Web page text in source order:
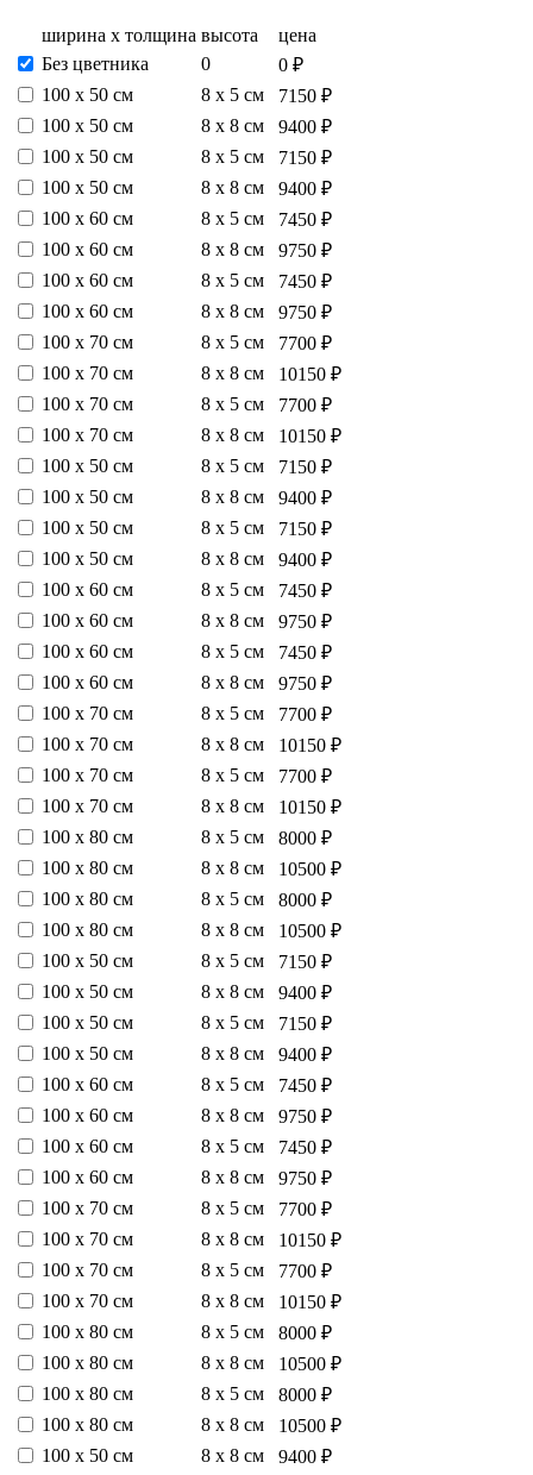
ширина х толщина высота
цена
Без цветника
0
0 ₽
100 х 50 см
8 х 5 см
7150 ₽
100 х 50 см
8 х 8 см
9400 ₽
100 х 50 см
8 х 5 см
7150 ₽
100 х 50 см
8 х 8 см
9400 ₽
100 х 60 см
8 х 5 см
7450 ₽
100 х 60 см
8 х 8 см
9750 ₽
100 х 60 см
8 х 5 см
7450 ₽
100 х 60 см
8 х 8 см
9750 ₽
100 х 70 см
8 х 5 см
7700 ₽
100 х 70 см
8 х 8 см
10150 ₽
100 х 70 см
8 х 5 см
7700 ₽
100 х 70 см
8 х 8 см
10150 ₽
100 х 50 см
8 х 5 см
7150 ₽
100 х 50 см
8 х 8 см
9400 ₽
100 х 50 см
8 х 5 см
7150 ₽
100 х 50 см
8 х 8 см
9400 ₽
100 х 60 см
8 х 5 см
7450 ₽
100 х 60 см
8 х 8 см
9750 ₽
100 х 60 см
8 х 5 см
7450 ₽
100 х 60 см
8 х 8 см
9750 ₽
100 х 70 см
8 х 5 см
7700 ₽
100 х 70 см
8 х 8 см
10150 ₽
100 х 70 см
8 х 5 см
7700 ₽
100 х 70 см
8 х 8 см
10150 ₽
100 х 80 см
8 х 5 см
8000 ₽
100 х 80 см
8 х 8 см
10500 ₽
100 х 80 см
8 х 5 см
8000 ₽
100 х 80 см
8 х 8 см
10500 ₽
100 х 50 см
8 х 5 см
7150 ₽
100 х 50 см
8 х 8 см
9400 ₽
100 х 50 см
8 х 5 см
7150 ₽
100 х 50 см
8 х 8 см
9400 ₽
100 х 60 см
8 х 5 см
7450 ₽
100 х 60 см
8 х 8 см
9750 ₽
100 х 60 см
8 х 5 см
7450 ₽
100 х 60 см
8 х 8 см
9750 ₽
100 х 70 см
8 х 5 см
7700 ₽
100 х 70 см
8 х 8 см
10150 ₽
100 х 70 см
8 х 5 см
7700 ₽
100 х 70 см
8 х 8 см
10150 ₽
100 х 80 см
8 х 5 см
8000 ₽
100 х 80 см
8 х 8 см
10500 ₽
100 х 80 см
8 х 5 см
8000 ₽
100 х 80 см
8 х 8 см
10500 ₽
100 х 50 см
8 х 8 см
9400 ₽